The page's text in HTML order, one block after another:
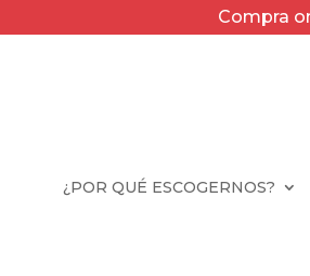
Compra
¿POR QUÉ ESCOGERNOS?